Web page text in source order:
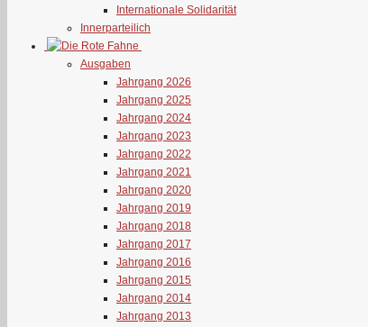
Internationale Solidarität
Innerparteilich
Ausgaben
Jahrgang 2026
Jahrgang 2025
Jahrgang 2024
Jahrgang 2023
Jahrgang 2022
Jahrgang 2021
Jahrgang 2020
Jahrgang 2019
Jahrgang 2018
Jahrgang 2017
Jahrgang 2016
Jahrgang 2015
Jahrgang 2014
Jahrgang 2013